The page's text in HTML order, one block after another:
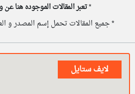
*تعبر المقالات الموجوده هنا عن
* جميع المقالات تحمل إسم المصدر و
لايف ستايل